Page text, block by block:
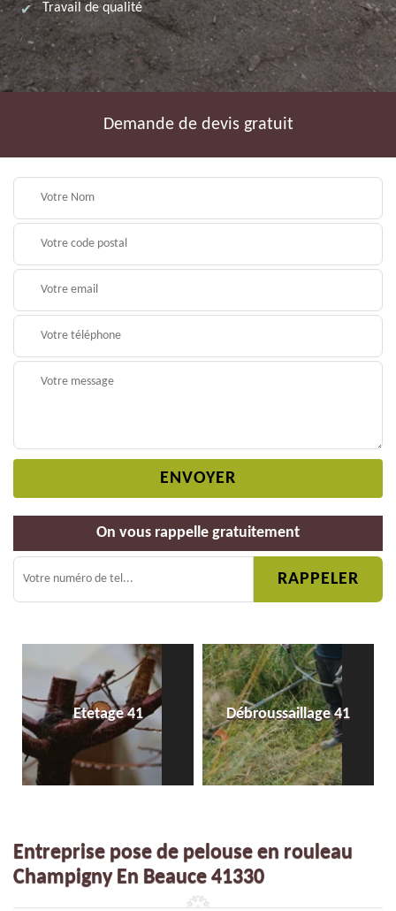
Travail de qualité
Demande de devis gratuit
On vous rappelle gratuitement
Etetage 41 Débroussaillage 41
Entreprise pose de pelouse en rouleau
Champigny En Beauce 41330